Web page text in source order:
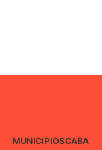
MUNICIPIOSCABA